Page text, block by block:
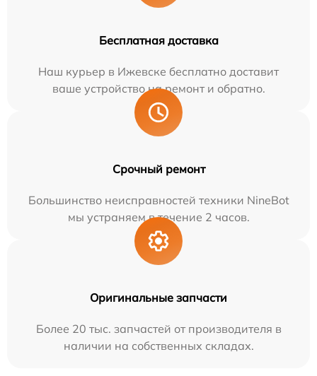
Бесплатная доставка
Наш курьер в Ижевске бесплатно доставит
ваше устройство на ремонт и обратно.
Срочный ремонт
Большинство неисправностей техники NineBot
мы устраняем в течение 2 часов.
Оригинальные запчасти
Более 20 тыс. запчастей от производителя в
наличии на собственных складах.